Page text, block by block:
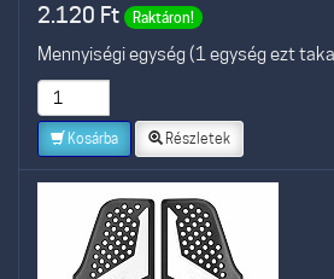
2.120 Ft Raktáron!
Mennyiségi egység (1 egység ezt
Kosárba Részletek